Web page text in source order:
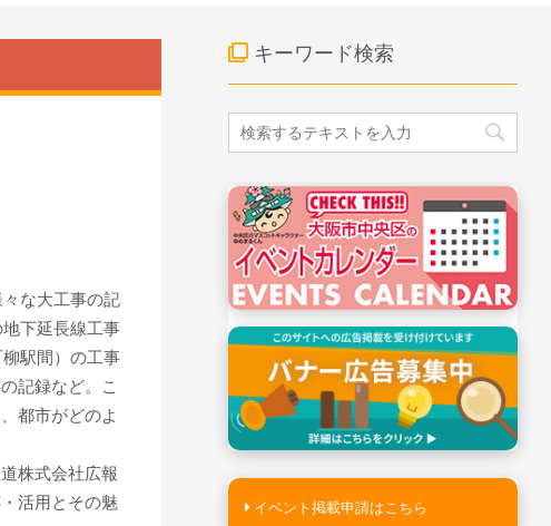
な大工事の記
下延長線工事
駅間）の工事
記録など。こ
都市がどのよ
株式会社広報
活用とその魅
キーワード検索
イベント掲載申請はこちら